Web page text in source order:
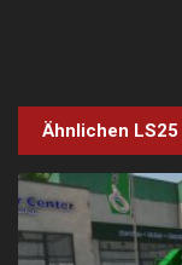
Ähnlichen LS25